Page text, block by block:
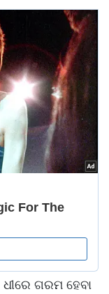
ଧୀରେ ଗରମ ହେବା